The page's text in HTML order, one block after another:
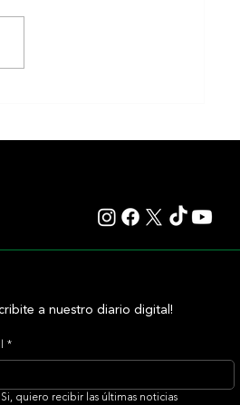
a nuestro diario digital!
*
Si, quiero recibir las últimas noticias